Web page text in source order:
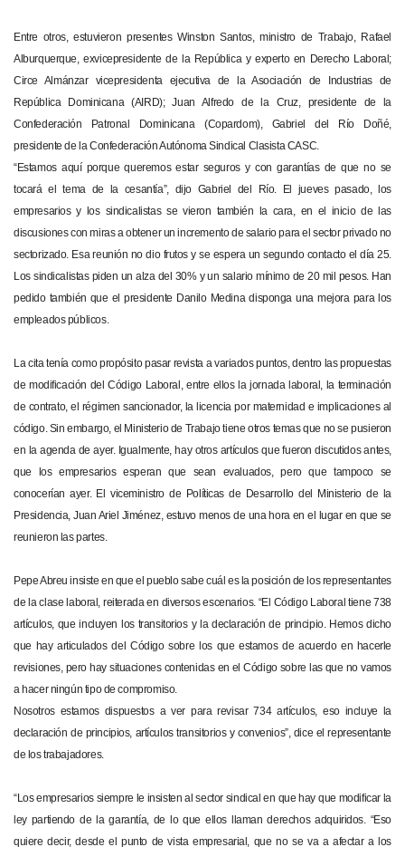
Entre otros, estuvieron presentes Winston Santos, ministro de Trabajo, Rafael
Alburquerque, exvicepresidente de la República y experto en Derecho Laboral;
Circe Almánzar vicepresidenta ejecutiva de la Asociación de Industrias de
República Dominicana (AIRD); Juan Alfredo de la Cruz, presidente de la
Confederación Patronal Dominicana (Copardom), Gabriel del Río Doñé,
presidente de la Confederación Autónoma Sindical Clasista CASC.
“Estamos aquí porque queremos estar seguros y con garantías de que no se
tocará el tema de la cesantía”, dijo Gabriel del Río. El jueves pasado, los
empresarios y los sindicalistas se vieron también la cara, en el inicio de las
discusiones con miras a obtener un incremento de salario para el sector privado no
sectorizado. Esa reunión no dio frutos y se espera un segundo contacto el día 25.
Los sindicalistas piden un alza del 30% y un salario mínimo de 20 mil pesos. Han
pedido también que el presidente Danilo Medina disponga una mejora para los
empleados públicos.
La cita tenía como propósito pasar revista a variados puntos, dentro las propuestas
de modificación del Código Laboral, entre ellos la jornada laboral, la terminación
de contrato, el régimen sancionador, la licencia por maternidad e implicaciones al
código. Sin embargo, el Ministerio de Trabajo tiene otros temas que no se pusieron
en la agenda de ayer. Igualmente, hay otros artículos que fueron discutidos antes,
que los empresarios esperan que sean evaluados, pero que tampoco se
conocerían ayer. El viceministro de Políticas de Desarrollo del Ministerio de la
Presidencia, Juan Ariel Jiménez, estuvo menos de una hora en el lugar en que se
reunieron las partes.
Pepe Abreu insiste en que el pueblo sabe cuál es la posición de los representantes
de la clase laboral, reiterada en diversos escenarios. “El Código Laboral tiene 738
artículos, que incluyen los transitorios y la declaración de principio. Hemos dicho
que hay articulados del Código sobre los que estamos de acuerdo en hacerle
revisiones, pero hay situaciones contenidas en el Código sobre las que no vamos
a hacer ningún tipo de compromiso.
Nosotros estamos dispuestos a ver para revisar 734 artículos, eso incluye la
declaración de principios, artículos transitorios y convenios”, dice el representante
de los trabajadores.
“Los empresarios siempre le insisten al sector sindical en que hay que modificar la
ley partiendo de la garantía, de lo que ellos llaman derechos adquiridos. “Eso
quiere decir, desde el punto de vista empresarial, que no se va a afectar a los